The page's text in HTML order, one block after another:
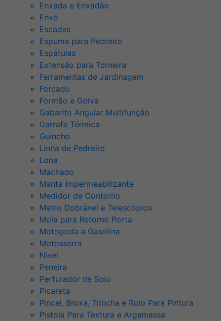
Enxada e Enxadão
Enxó
Escadas
Espuma para Pedreiro
Espátulas
Extensão para Torneira
Ferramentas de Jardinagem
Forcado
Formão e Goiva
Gabarito Angular Multifunção
Garrafa Térmica
Guincho
Linha de Pedreiro
Lona
Machado
Manta Impermeabilizante
Medidor de Contorno
Metro Dobrável e Telescópico
Mola para Retorno Porta
Motopoda a Gasolina
Motosserra
Nível
Peneira
Perfurador de Solo
Picareta
Pincel, Broxa, Trincha e Rolo Para Pintura
Pistola Para Textura e Argamassa